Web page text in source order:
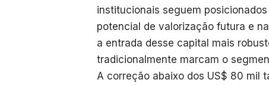
institucionais seguem
potencial de valorização futura e
a entrada desse capital mais
tradicionalmente marcam o
A correção abaixo dos US$ 80 mil